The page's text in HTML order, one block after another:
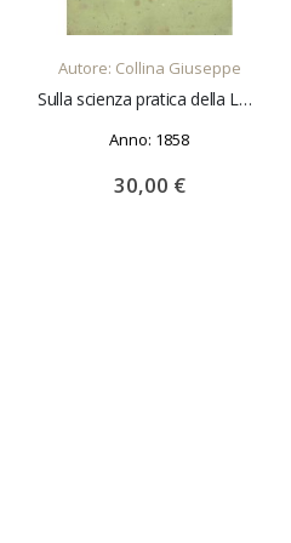
AGGIUNGI AL CARRELLO
Autore: Collina Giuseppe
Sulla scienza pratica della Laostenia ovvero sulla scoperta della reale e fondamentale costituzione delle civili società; sulla decadenza della civiltà europea; e sull'unico mezzo della sua salvezza e rigenerazione. Programma ragionato
Anno: 1858
30,00 €